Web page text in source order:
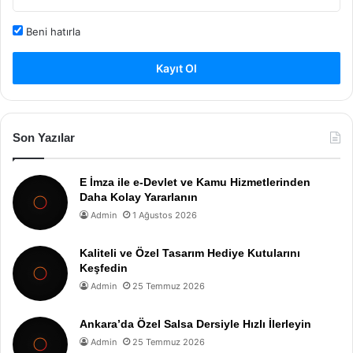
Beni hatırla
Kayıt Ol
Son Yazılar
E İmza ile e-Devlet ve Kamu Hizmetlerinden
Daha Kolay Yararlanın
Admin 1 Ağustos 2026
Kaliteli ve Özel Tasarım Hediye Kutularını
Keşfedin
Admin 25 Temmuz 2026
Ankara’da Özel Salsa Dersiyle Hızlı İlerleyin
Admin 25 Temmuz 2026